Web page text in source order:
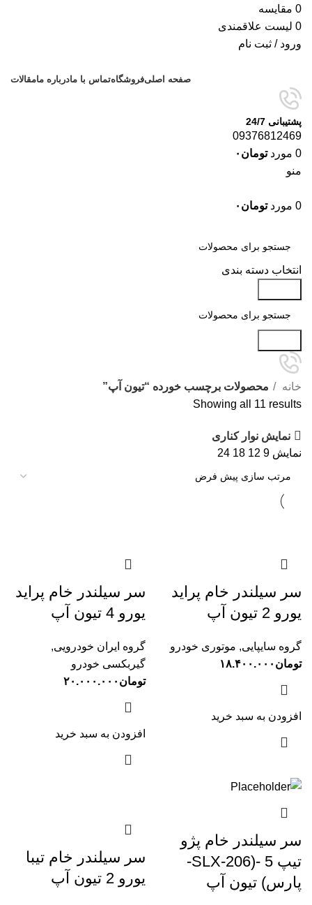
0 مقایسه
0 لیست علاقمندی
ورود / ثبت نام
صفحه اصلیفروشگاهتماس با مادرباره مامقالات
پشتیبانی 24/7
09376812469
0 مورد تومان ۰
منو
0 مورد تومان ۰
انتخاب دسته بندی
خانه
محصولات برچسب خورده “تیون آپ”
Showing all 11 results
نمایش نوار کناری
نمایش 9
12
18
24
سر سیلندر خام پراید
یورو 2 تیون آپ
گروه سایپایی, موتوری خودرو
تومان ۱۸.۴۰۰.۰۰۰
افزودن به سبد خرید
سر سیلندر خام پراید
یورو 4 تیون آپ
گروه ایران خودرویی,
گیربکسی خودرو
تومان ۲۰.۰۰۰.۰۰۰
افزودن به سبد خرید
سر سیلندر خام پژو
تیپ 5 -(206-SLX-
پارس) تیون آپ
سر سیلندر خام تیبا
یورو 2 تیون آپ